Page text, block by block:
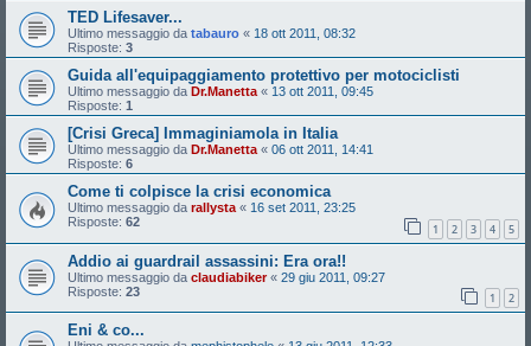
TED Lifesaver...
Ultimo messaggio da tabauro « 18 ott 2011, 08:32
Risposte: 3
Guida all'equipaggiamento protettivo per motociclisti
Ultimo messaggio da Dr.Manetta « 13 ott 2011, 09:45
Risposte: 1
[Crisi Greca] Immaginiamola in Italia
Ultimo messaggio da Dr.Manetta « 06 ott 2011, 14:41
Risposte: 6
Come ti colpisce la crisi economica
Ultimo messaggio da rallysta « 16 set 2011, 23:25
Risposte: 62 1 2 3 4 5
Addio ai guardrail assassini: Era ora!!
Ultimo messaggio da claudiabiker« 29 giu 2011, 09:27
Risposte: 23 1 2
Eni & co...